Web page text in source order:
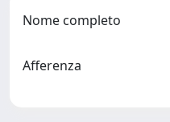
Nome completo
Afferenza